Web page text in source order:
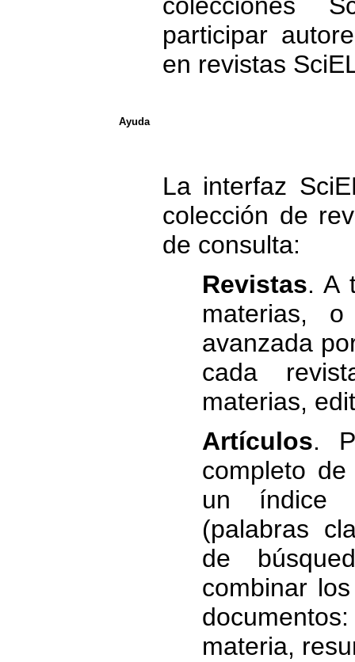
participar
en revistas
Ayuda
La interfaz
colección de
de consulta:
Revistas. A
materias,
avanzada
cada
materias,
Artículos.
completo
un índice
(palabras
de
combinar
materia,